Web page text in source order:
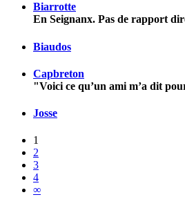
Biarrotte
En Seignanx. Pas de rapport
Biaudos
Capbreton
"Voici ce qu’un ami m’a dit
Josse
1
2
3
4
∞